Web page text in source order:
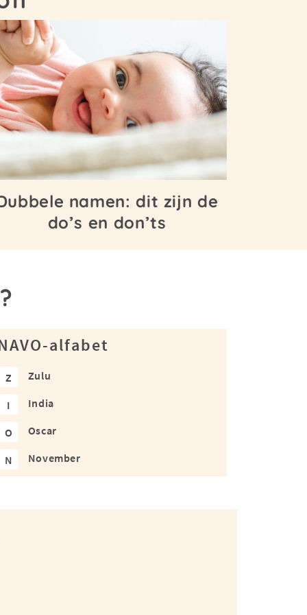
namen: dit zijn de
do’s en don’ts
alfabet
Z Zulu
I India
O Oscar
N November